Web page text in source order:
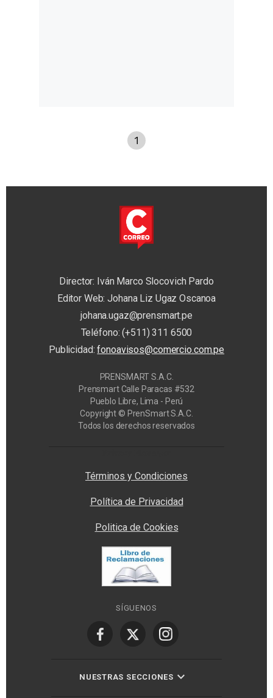
1
Director: Iván Marco Slocovich Pardo
Editor Web: Johana Liz Ugaz Oscanoa
johana.ugaz@prensmart.pe
Teléfono: (+511) 311 6500
Publicidad:fonoavisos@comercio.com.pe
PRENSMART S.A.C.
Prensmart Calle Paracas #532
Pueblo Libre, Lima - Perú
Copyright © PrenSmart S.A.C.
Todos los derechos reservados
Términos y Condiciones
Política de Privacidad
Politica de Cookies
SÍGUENOS
NUESTRAS SECCIONES